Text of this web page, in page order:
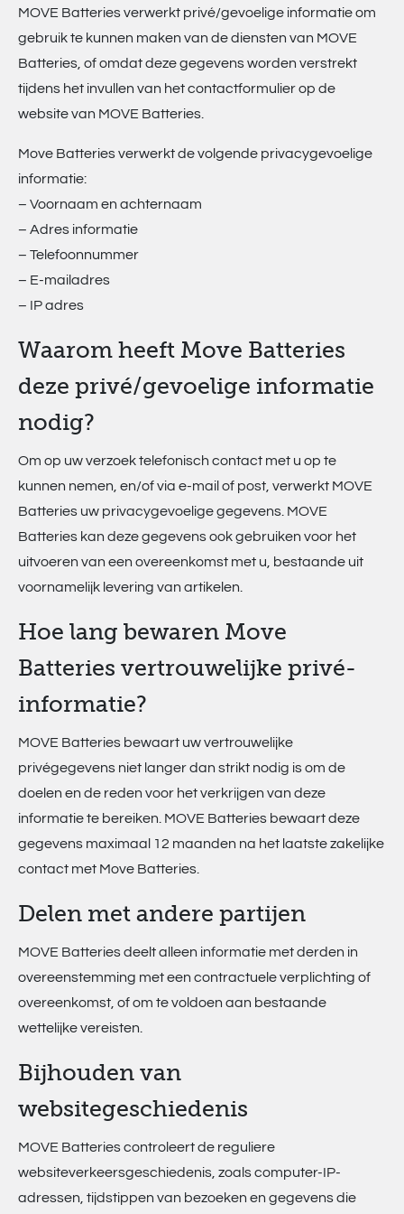
MPL –
Lithium
Batteries
MOVE Batteries verwerkt privé/gevoelige informatie om
gebruik te kunnen maken van de diensten van MOVE
Batteries, of omdat deze gegevens worden verstrekt
tijdens het invullen van het contactformulier op de
website van MOVE Batteries.
Move Batteries verwerkt de volgende privacygevoelige
informatie:
– Voornaam en achternaam
– Adres informatie
– Telefoonnummer
– E-mailadres
– IP adres
Waarom heeft Move Batteries
deze privé/gevoelige informatie
nodig?
Om op uw verzoek telefonisch contact met u op te
kunnen nemen, en/of via e-mail of post, verwerkt MOVE
Batteries uw privacygevoelige gegevens. MOVE
Batteries kan deze gegevens ook gebruiken voor het
uitvoeren van een overeenkomst met u, bestaande uit
voornamelijk levering van artikelen.
Hoe lang bewaren Move
Batteries vertrouwelijke privé-
informatie?
MOVE Batteries bewaart uw vertrouwelijke
privégegevens niet langer dan strikt nodig is om de
doelen en de reden voor het verkrijgen van deze
informatie te bereiken. MOVE Batteries bewaart deze
gegevens maximaal 12 maanden na het laatste zakelijke
contact met Move Batteries.
Delen met andere partijen
MOVE Batteries deelt alleen informatie met derden in
overeenstemming met een contractuele verplichting of
overeenkomst, of om te voldoen aan bestaande
wettelijke vereisten.
Bijhouden van
websitegeschiedenis
MOVE Batteries controleert de reguliere
websiteverkeersgeschiedenis, zoals computer-IP-
adressen, tijdstippen van bezoeken en gegevens die